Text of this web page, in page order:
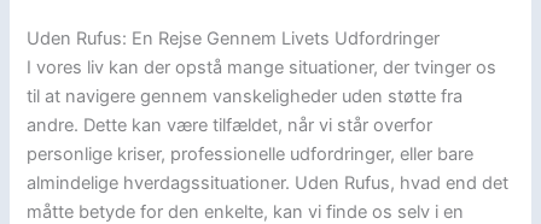
Uden Rufus: En Rejse Gennem Livets Udfordringer
I vores liv kan der opstå mange situationer, der tvinger os
til at navigere gennem vanskeligheder uden støtte fra
andre. Dette kan være tilfældet, når vi står overfor
personlige kriser, professionelle udfordringer, eller bare
almindelige hverdagssituationer. Uden Rufus, hvad end det
måtte betyde for den enkelte, kan vi finde os selv i en